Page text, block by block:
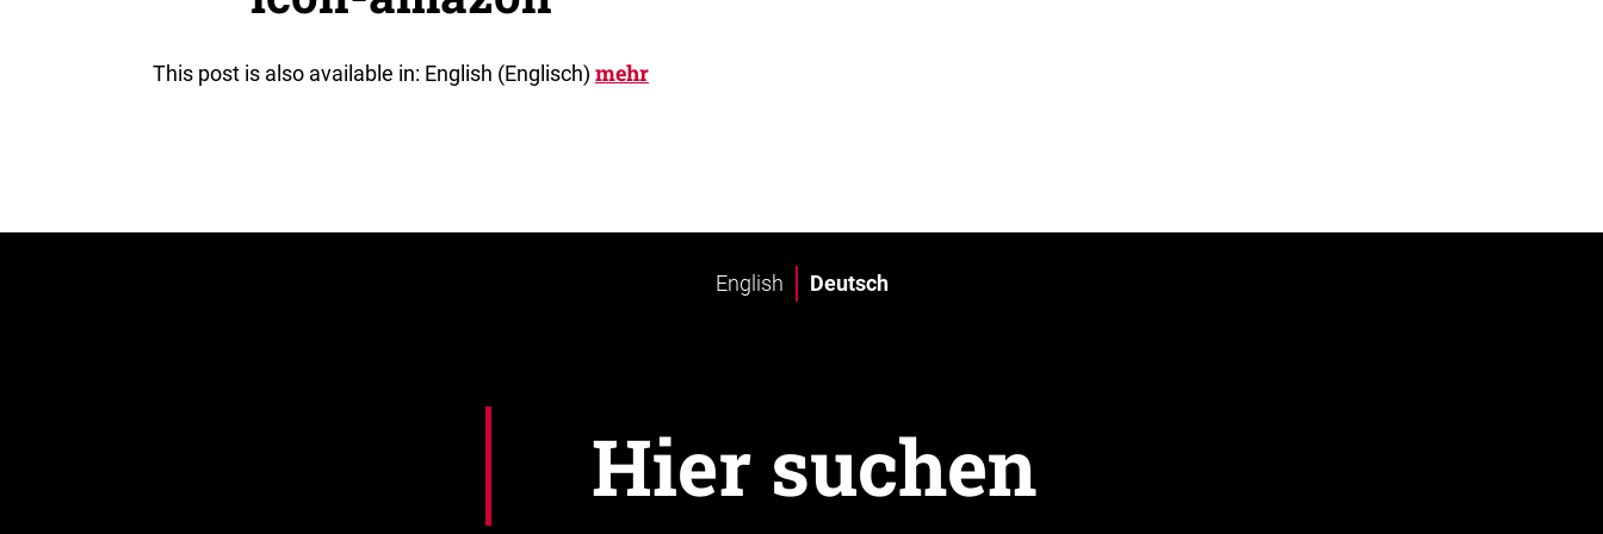
This post is also available in: English (Englisch) mehr
English Deutsch